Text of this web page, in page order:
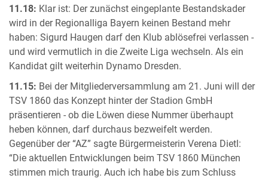
11.18: Klar ist: Der zunächst eingeplante Bestandskader
wird in der Regionalliga Bayern keinen Bestand mehr
haben: Sigurd Haugen darf den Klub ablösefrei verlassen -
und wird vermutlich in die Zweite Liga wechseln. Als ein
Kandidat gilt weiterhin Dynamo Dresden.
11.15: Bei der Mitgliederversammlung am 21. Juni will der
TSV 1860 das Konzept hinter der Stadion GmbH
präsentieren - ob die Löwen diese Nummer überhaupt
heben können, darf durchaus bezweifelt werden.
Gegenüber der “AZ” sagte Bürgermeisterin Verena Dietl:
“Die aktuellen Entwicklungen beim TSV 1860 München
stimmen mich traurig. Auch ich habe bis zum Schluss